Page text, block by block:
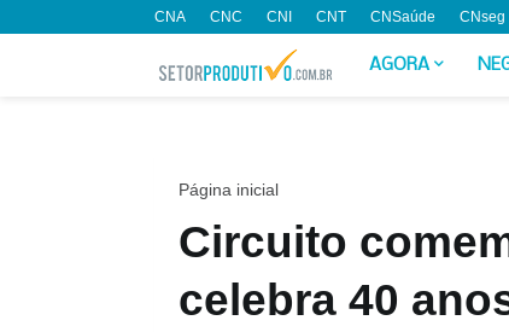
CNA CNC CNI CNT CNSaúde CNseg
AGORA
Página inicial
Circuito
celebra 40